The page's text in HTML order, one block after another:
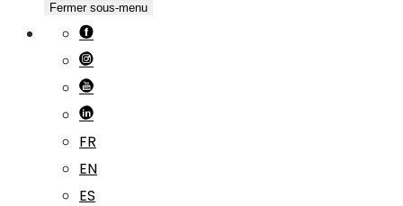
Fermer sous-menu
FR
EN
ES